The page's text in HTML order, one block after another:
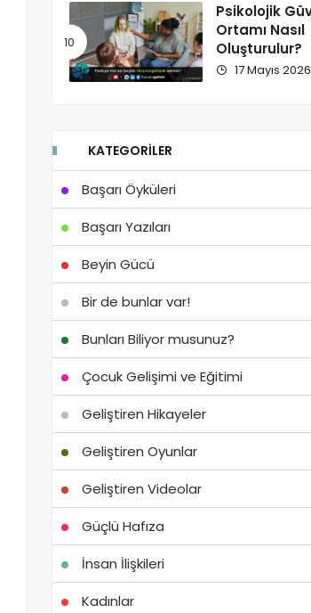
Psikolojik
Ortamı Nasıl
Oluşturulur?
17 Mayıs 2026
KATEGORILER
Başarı Öyküleri
Başarı Yazıları
Beyin Gücü
Bir de bunlar var!
Bunları Biliyor musunuz?
Çocuk Gelişimi ve Eğitimi
Geliştiren Hikayeler
Geliştiren Oyunlar
Geliştiren Videolar
Güçlü Hafıza
İnsan İlişkileri
Kadınlar